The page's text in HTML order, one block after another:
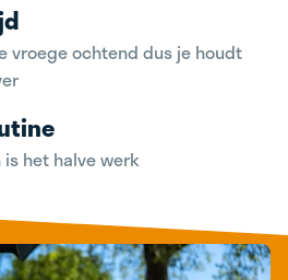
vroege ochtend dus je houdt
is het halve werk